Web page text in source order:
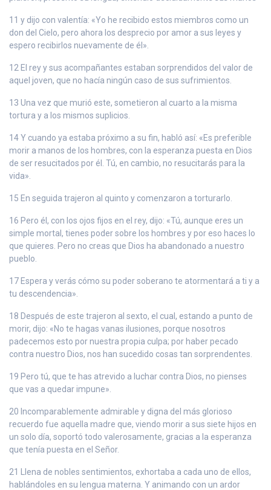
11 y dijo con valentía: «Yo he recibido estos miembros como un
don del Cielo, pero ahora los desprecio por amor a sus leyes y
espero recibirlos nuevamente de él».
12 El rey y sus acompañantes estaban sorprendidos del valor de
aquel joven, que no hacía ningún caso de sus sufrimientos.
13 Una vez que murió este, sometieron al cuarto a la misma
tortura y a los mismos suplicios.
14 Y cuando ya estaba próximo a su fin, habló así: «Es preferible
morir a manos de los hombres, con la esperanza puesta en Dios
de ser resucitados por él. Tú, en cambio, no resucitarás para la
vida».
15 En seguida trajeron al quinto y comenzaron a torturarlo.
16 Pero él, con los ojos fijos en el rey, dijo: «Tú, aunque eres un
simple mortal, tienes poder sobre los hombres y por eso haces lo
que quieres. Pero no creas que Dios ha abandonado a nuestro
pueblo.
17 Espera y verás cómo su poder soberano te atormentará a ti y a
tu descendencia».
18 Después de este trajeron al sexto, el cual, estando a punto de
morir, dijo: «No te hagas vanas ilusiones, porque nosotros
padecemos esto por nuestra propia culpa; por haber pecado
contra nuestro Dios, nos han sucedido cosas tan sorprendentes.
19 Pero tú, que te has atrevido a luchar contra Dios, no pienses
que vas a quedar impune».
20 Incomparablemente admirable y digna del más glorioso
recuerdo fue aquella madre que, viendo morir a sus siete hijos en
un solo día, soportó todo valerosamente, gracias a la esperanza
que tenía puesta en el Señor.
21 Llena de nobles sentimientos, exhortaba a cada uno de ellos,
hablándoles en su lengua materna. Y animando con un ardor